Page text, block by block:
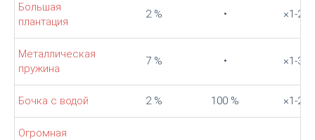
Большая
плантация
2 % • ×1-2
Металлическая
пружина
7 % • ×1-3
Бочка с водой 2 % 100 % ×1-2
Огромная